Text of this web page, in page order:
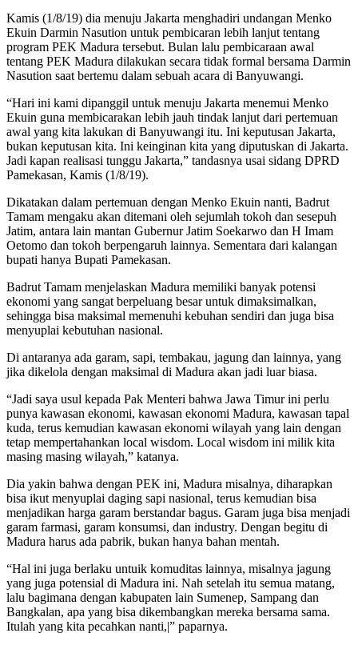
Kamis (1/8/19) dia menuju Jakarta menghadiri undangan Menko
Ekuin Darmin Nasution untuk pembicaran lebih lanjut tentang
program PEK Madura tersebut. Bulan lalu pembicaraan awal
tentang PEK Madura dilakukan secara tidak formal bersama Darmin
Nasution saat bertemu dalam sebuah acara di Banyuwangi.
“Hari ini kami dipanggil untuk menuju Jakarta menemui Menko
Ekuin guna membicarakan lebih jauh tindak lanjut dari pertemuan
awal yang kita lakukan di Banyuwangi itu. Ini keputusan Jakarta,
bukan keputusan kita. Ini keinginan kita yang diputuskan di Jakarta.
Jadi kapan realisasi tunggu Jakarta,” tandasnya usai sidang DPRD
Pamekasan, Kamis (1/8/19).
Dikatakan dalam pertemuan dengan Menko Ekuin nanti, Badrut
Tamam mengaku akan ditemani oleh sejumlah tokoh dan sesepuh
Jatim, antara lain mantan Gubernur Jatim Soekarwo dan H Imam
Oetomo dan tokoh berpengaruh lainnya. Sementara dari kalangan
bupati hanya Bupati Pamekasan.
Badrut Tamam menjelaskan Madura memiliki banyak potensi
ekonomi yang sangat berpeluang besar untuk dimaksimalkan,
sehingga bisa maksimal memenuhi kebuhan sendiri dan juga bisa
menyuplai kebutuhan nasional.
Di antaranya ada garam, sapi, tembakau, jagung dan lainnya, yang
jika dikelola dengan maksimal di Madura akan jadi luar biasa.
“Jadi saya usul kepada Pak Menteri bahwa Jawa Timur ini perlu
punya kawasan ekonomi, kawasan ekonomi Madura, kawasan tapal
kuda, terus kemudian kawasan ekonomi wilayah yang lain dengan
tetap mempertahankan local wisdom. Local wisdom ini milik kita
masing masing wilayah,” katanya.
Dia yakin bahwa dengan PEK ini, Madura misalnya, diharapkan
bisa ikut menyuplai daging sapi nasional, terus kemudian bisa
menjadikan harga garam berstandar bagus. Garam juga bisa menjadi
garam farmasi, garam konsumsi, dan industry. Dengan begitu di
Madura harus ada pabrik, bukan hanya bahan mentah.
“Hal ini juga berlaku untuik komuditas lainnya, misalnya jagung
yang juga potensial di Madura ini. Nah setelah itu semua matang,
lalu bagimana dengan kabupaten lain Sumenep, Sampang dan
Bangkalan, apa yang bisa dikembangkan mereka bersama sama.
Itulah yang kita pecahkan nanti,|” paparnya.